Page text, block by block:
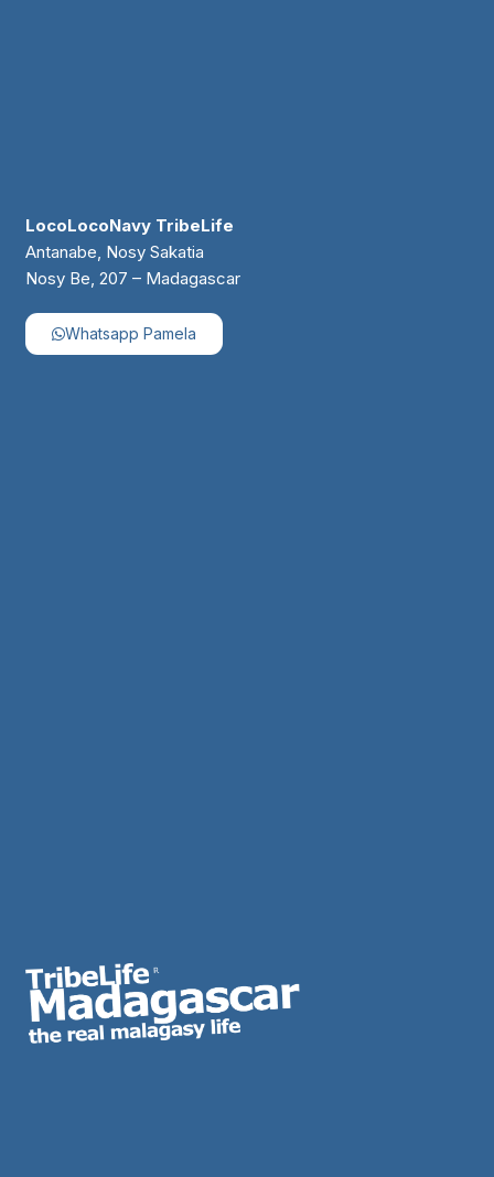
LocoLocoNavy TribeLife
Antanabe, Nosy Sakatia
Nosy Be, 207 – Madagascar
Whatsapp Pamela